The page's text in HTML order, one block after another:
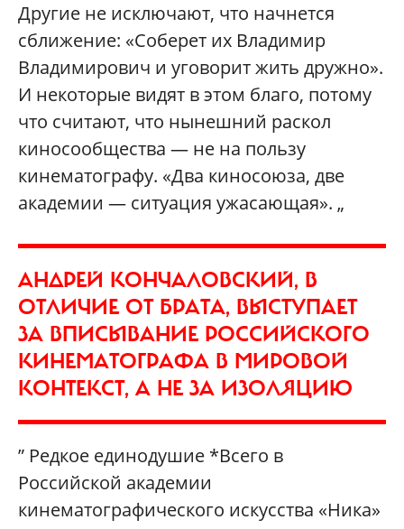
Другие не исключают, что начнется
сближение: «Соберет их Владимир
Владимирович и уговорит жить дружно».
И некоторые видят в этом благо, потому
что считают, что нынешний раскол
киносообщества — не на пользу
кинематографу. «Два киносоюза, две
академии — ситуация ужасающая». „
АНДРЕЙ КОНЧАЛОВСКИЙ, В
ОТЛИЧИЕ ОТ БРАТА, ВЫСТУПАЕТ
ЗА ВПИСЫВАНИЕ РОССИЙСКОГО
КИНЕМАТОГРАФА В МИРОВОЙ
КОНТЕКСТ, А НЕ ЗА ИЗОЛЯЦИЮ
” Редкое единодушие *Всего в
Российской академии
кинематографического искусства «Ника»